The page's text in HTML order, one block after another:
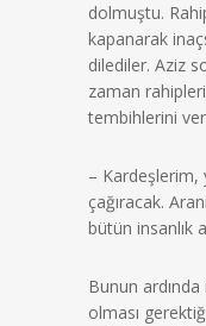
dolmuştu.
kapanarak
dilediler. Aziz
zaman
tembihlerini
– Kardeşlerim,
çağıracak.
bütün insanlık
Bunun ardında
olması